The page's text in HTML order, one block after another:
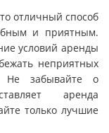
отличный способ
и приятным.
условий аренды
неприятных
Не забывайте о
аренда
только лучшие